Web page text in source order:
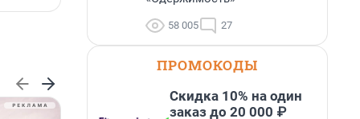
58 005 27
ПРОМОКОДЫ
Скидка 10% на один
заказ до 20 000 ₽